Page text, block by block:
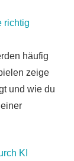
richtig
häufig
zeige
und wie du
KI